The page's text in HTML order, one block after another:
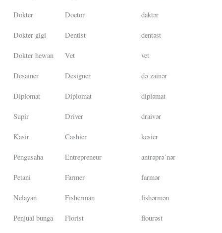
Dokter Doctor daktər
Dokter gigi Dentist dentəst
Dokter hewan Vet vet
Desainer Designer dəˈzainər
Diplomat Diplomat dipləmat
Supir Driver draivər
Kasir Cashier kesier
Pengusaha Entrepreneur antrəprəˈnər
Petani Farmer farmər
Nelayan Fisherman fishərmən
Penjual bunga Florist flourəst